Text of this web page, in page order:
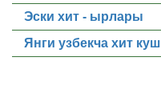
Эски хит - ырлары
Янги узбекча хит